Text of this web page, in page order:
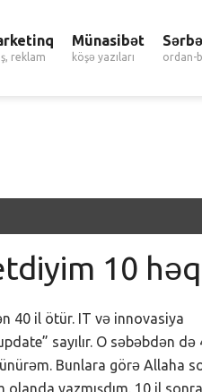
reklam
Münasibət
köşə yazıları ordan-
10
40 il ötür. IT və innovasiya
sayılır. O səbəbdən də
Bunlara görə Allaha
yazmışdım. 10 il sonra